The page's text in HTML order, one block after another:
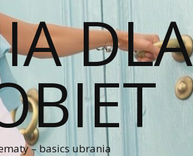
DLA
– basics ubrania